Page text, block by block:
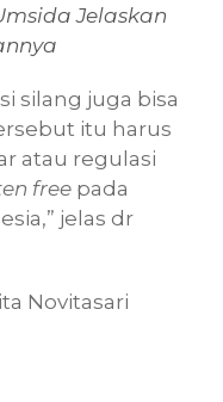
Jelaskan
silang juga bisa
itu harus
atau regulasi
free pada
jelas dr
Novitasari